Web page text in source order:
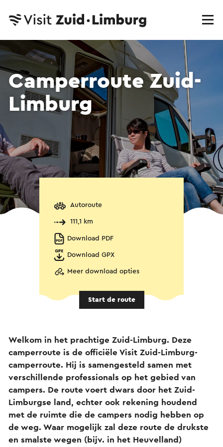
Camperroute Zuid-
Limburg
Autoroute
111,1 km
Download PDF
Download GPX
Meer download opties
Start de route
Welkom in het prachtige Zuid-Limburg. Deze
camperroute is de officiële Visit Zuid-Limburg-
camperroute. Hij is samengesteld samen met
verschillende professionals op het gebied van
campers. De route voert dwars door het Zuid-
Limburgse land, echter ook rekening houdend
met de ruimte die de campers nodig hebben op
de weg. Waar mogelijk zal deze route de drukste
en smalste wegen (bijv. in het Heuvelland)